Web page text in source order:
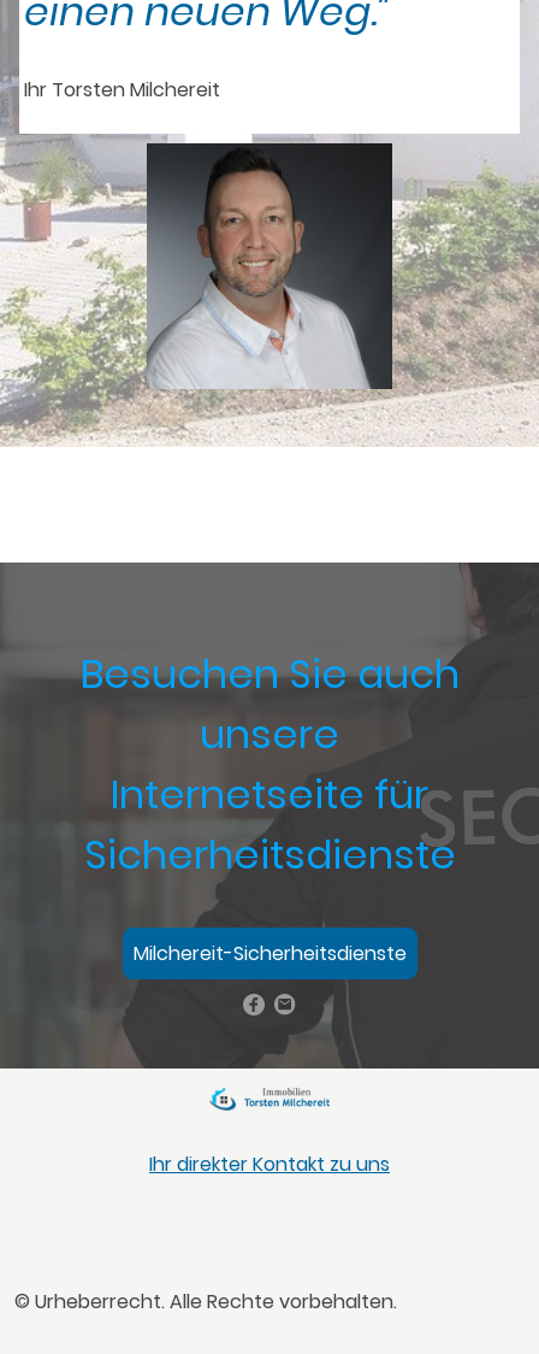
einen neuen Weg."
Ihr Torsten Milchereit
Besuchen Sie auch
unsere
Internetseite für
Sicherheitsdienste
Milchereit-Sicherheitsdienste
Ihr direkter Kontakt zu uns
© Urheberrecht. Alle Rechte vorbehalten.